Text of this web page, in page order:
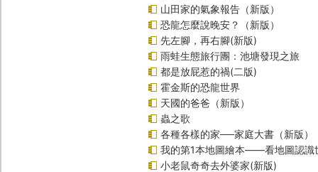
山田家的氣象報告（新版）
恐龍怎麼說晚安？（新版）
先左腳，再右腳(新版)
雨蛙生態旅行團：池塘發現之旅
都是放屁惹的禍(二版)
霍金斯的恐龍世界
天國的爸爸（新版）
蟲之歌
各種各樣的家──家庭大書（新版）
我的第1本地圖繪本――看地圖認識
小老鼠奇奇去外婆家(新版)